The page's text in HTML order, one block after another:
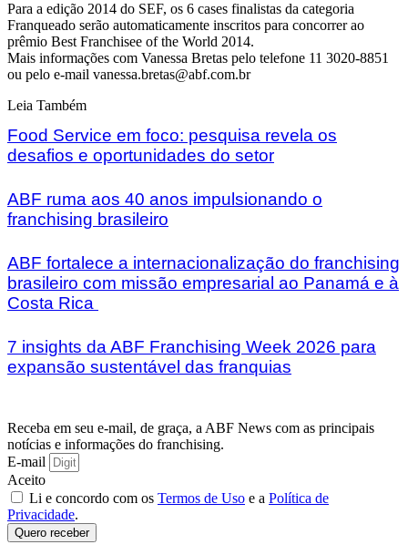
Para a edição 2014 do SEF, os 6 cases finalistas da categoria
Franqueado serão automaticamente inscritos para concorrer ao
prêmio Best Franchisee of the World 2014.
Mais informações com Vanessa Bretas pelo telefone 11 3020-8851
ou pelo e-mail vanessa.bretas@abf.com.br
Leia Também
Food Service em foco: pesquisa revela os
desafios e oportunidades do setor
ABF ruma aos 40 anos impulsionando o
franchising brasileiro
ABF fortalece a internacionalização do franchising
brasileiro com missão empresarial ao Panamá e à
Costa Rica
7 insights da ABF Franchising Week 2026 para
expansão sustentável das franquias
Receba em seu e-mail, de graça, a ABF News com as principais
notícias e informações do franchising.
E-mail
Aceito
Li e concordo com os Termos de Uso e a Política de
Privacidade.
Quero receber